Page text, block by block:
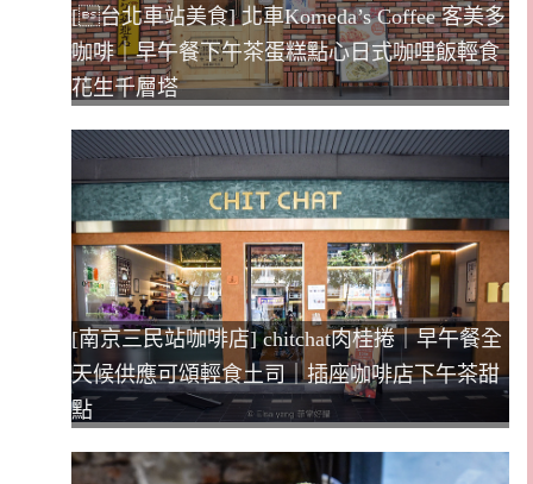
[台北車站美食] 北車Komeda’s Coffee 客美多
咖啡｜早午餐下午茶蛋糕點心日式咖哩飯輕食
花生千層塔
[南京三民站咖啡店] chitchat肉桂捲｜早午餐全
天候供應可頌輕食土司｜插座咖啡店下午茶甜
點